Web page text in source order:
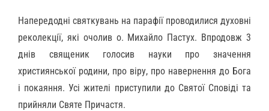
Напередодні святкувань на парафії проводилися духовні
реколекції, які очолив о. Михайло Пастух. Впродовж 3
днів священик голосив науки про значення
християнської родини, про віру, про навернення до Бога
і покаяння. Усі жителі приступили до Святої Сповіді та
прийняли Святе Причастя.